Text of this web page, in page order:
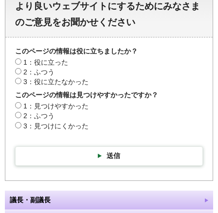
より良いウェブサイトにするためにみなさま
のご意見をお聞かせください
このページの情報は役に立ちましたか？
1：役に立った
2：ふつう
3：役に立たなかった
このページの情報は見つけやすかったですか？
1：見つけやすかった
2：ふつう
3：見つけにくかった
送信
議長・副議長